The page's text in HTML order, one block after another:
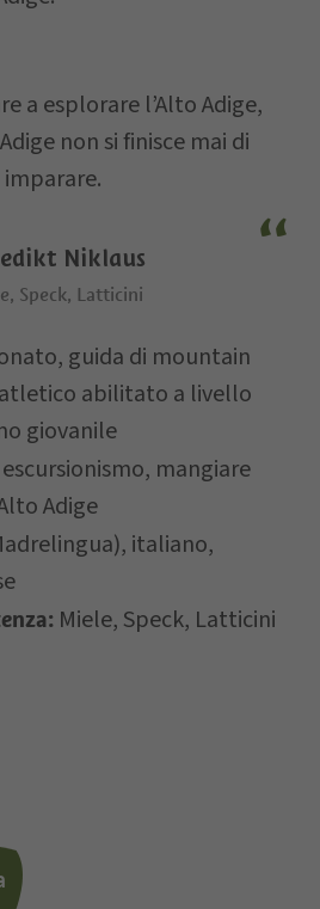
a esplorare l’Alto Adige,
non si finisce mai di
imparare.
Niklaus
Speck, Latticini
guida di mountain
abilitato a livello
giovanile
mangiare
Adige
italiano,
Miele, Speck, Latticini
laprivacy policy,